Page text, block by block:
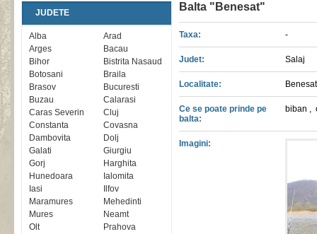
JUDETE
Alba
Arad
Arges
Bacau
Bihor
Bistrita Nasaud
Botosani
Braila
Brasov
Bucuresti
Buzau
Calarasi
Caras Severin
Cluj
Constanta
Covasna
Dambovita
Dolj
Galati
Giurgiu
Gorj
Harghita
Hunedoara
Ialomita
Iasi
Ilfov
Maramures
Mehedinti
Mures
Neamt
Olt
Prahova
Balta "Benesat"
Taxa: -
Judet: Salaj
Localitate: Benesat
Ce se poate prinde pe
balta:
biban ,
Imagini: